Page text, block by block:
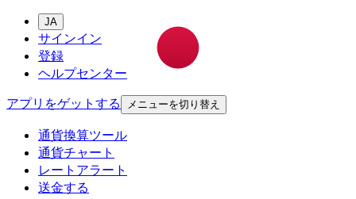
JA
サインイン
登録
ヘルプセンター
アプリをゲットする
メニューを切り替え
通貨換算ツール
通貨チャート
レートアラート
送金する